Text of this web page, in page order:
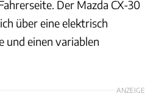
Der Mazda CX-30
über eine elektrisch
und einen variablen
ANZEIGE